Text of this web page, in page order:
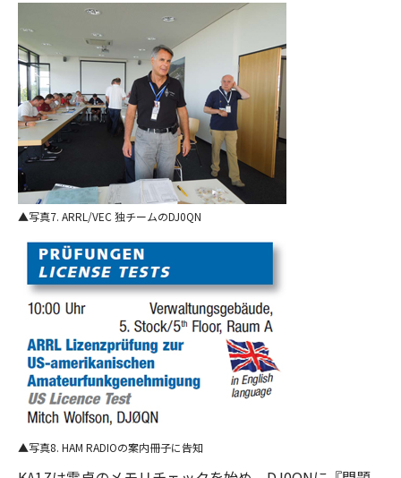
写真7. ARRL/VEC 独チームのDJ0QN
写真8. HAM RADIOの案内冊子に告知